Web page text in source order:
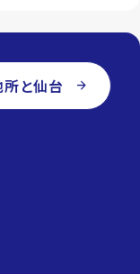
と仙台 arrow_forward